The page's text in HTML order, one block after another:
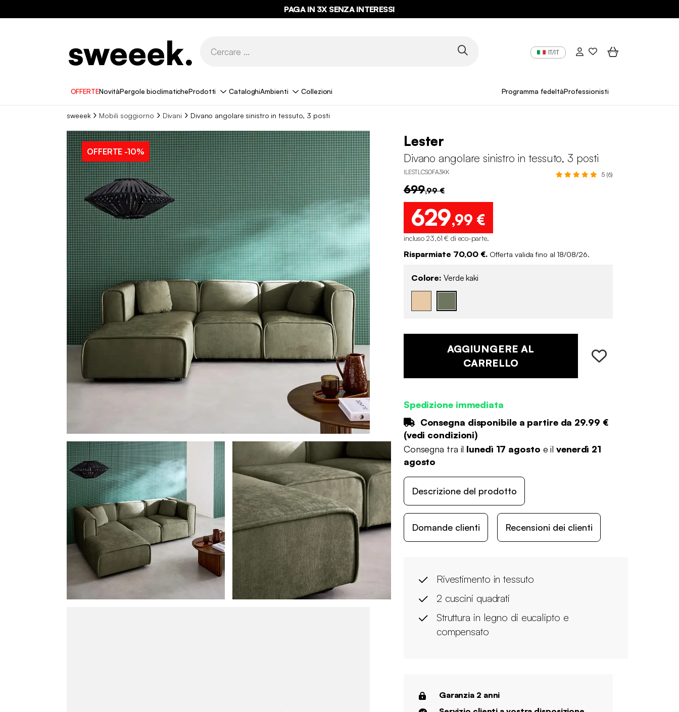
PAGA IN 3X SENZA INTERESSI
IT/IT
OFFERTENovitàPergole bioclimaticheProdotti CataloghiAmbienti Collezioni Programma fedeltàProfessionisti
sweeek Mobili soggiorno Divani Divano angolare sinistro in tessuto, 3 posti
OFFERTE -10%
Lester
Divano angolare sinistro in tessuto, 3 posti
ILESTLCSOFA3KK 5 (6)
699,99 €
629,99 €
incluso 23,61 € di eco-parte.
Risparmiate 70,00 €. Offerta valida fino al 18/08/26.
Colore: Verde kaki
AGGIUNGERE AL
CARRELLO
Spedizione immediata
Consegna disponibile a partire da 29.99 €
(vedi condizioni)
Consegna tra il lunedì 17 agosto e ilvenerdì 21
agosto
Descrizione del prodotto
Domande clienti Recensioni dei clienti
Rivestimento in tessuto
2 cuscini quadrati
Struttura in legno di eucalipto e
compensato
Garanzia 2 anni